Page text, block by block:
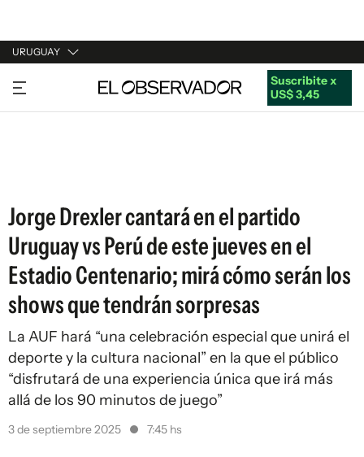
URUGUAY
URUGUAY
ARGENTINA
Suscribite x
US$ 3,45
Jorge Drexler cantará en el partido
Uruguay vs Perú de este jueves en el
Estadio Centenario; mirá cómo serán los
shows que tendrán sorpresas
La AUF hará “una celebración especial que unirá el
deporte y la cultura nacional” en la que el público
“disfrutará de una experiencia única que irá más
allá de los 90 minutos de juego”
3 de septiembre 2025 7:45 hs